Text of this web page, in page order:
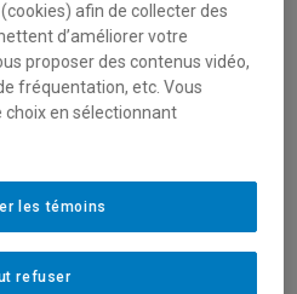
domaines : le calcul
la gestion des données de
de recherche (LR). Les
dans ces domaines
afin de collecter des
d’améliorer votre
proposer des contenus vidéo,
fréquentation, etc. Vous
en sélectionnant
refuser
les témoins